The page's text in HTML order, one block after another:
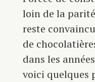
loin de la
reste
de
dans les
voici quelques